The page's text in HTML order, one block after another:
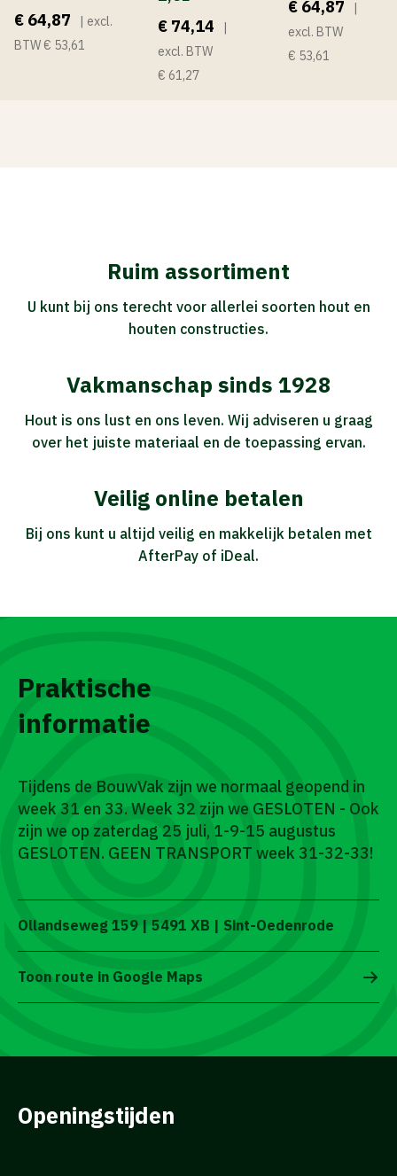
€ 64,87
| excl.
BTW € 53,61
€ 74,14
|
excl. BTW
€ 61,27
€ 64,87
|
excl. BTW
€ 53,61
Ruim assortiment
U kunt bij ons terecht voor allerlei soorten hout en
houten constructies.
Vakmanschap sinds 1928
Hout is ons lust en ons leven. Wij adviseren u graag
over het juiste materiaal en de toepassing ervan.
Veilig online betalen
Bij ons kunt u altijd veilig en makkelijk betalen met
AfterPay of iDeal.
Praktische
informatie
Tijdens de BouwVak zijn we normaal geopend in
week 31 en 33. Week 32 zijn we GESLOTEN - Ook
zijn we op zaterdag 25 juli, 1-9-15 augustus
GESLOTEN. GEEN TRANSPORT week 31-32-33!
Ollandseweg 159 | 5491 XB | Sint-Oedenrode
Toon route in Google Maps
Openingstijden